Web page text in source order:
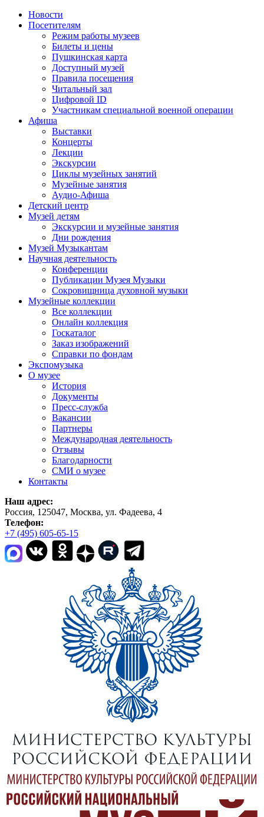
Новости
Посетителям
Режим работы музеев
Билеты и цены
Пушкинская карта
Доступный музей
Правила посещения
Читальный зал
Цифровой ID
Участникам специальной военной операции
Афиша
Выставки
Концерты
Лекции
Экскурсии
Циклы музейных занятий
Музейные занятия
Аудио-Афиша
Детский центр
Музей детям
Экскурсии и музейные занятия
Дни рождения
Музей Музыкантам
Научная деятельность
Конференции
Публикации Музея Музыки
Сокровищница духовной музыки
Музейные коллекции
Все коллекции
Онлайн коллекция
Госкаталог
Заказ изображений
Справки по фондам
Экспомузыка
О музее
История
Документы
Пресс-служба
Вакансии
Партнеры
Международная деятельность
Отзывы
Благодарности
СМИ о музее
Контакты
Наш адрес:
Россия, 125047, Москва, ул. Фадеева, 4
Телефон:
+7 (495) 605-65-15